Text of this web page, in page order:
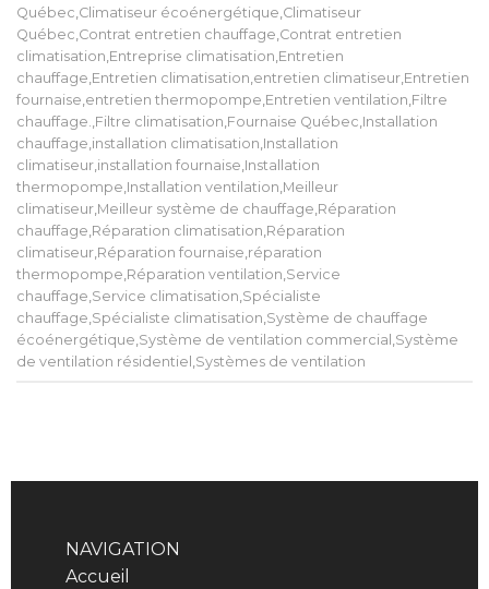
Québec Climatiseur écoénergétique Climatiseur
Québec Contrat entretien chauffage Contrat entretien
climatisation Entreprise climatisation Entretien
chauffage Entretien climatisation entretien climatiseur Entretien
fournaise entretien thermopompe Entretien ventilation Filtre
chauffage. Filtre climatisation Fournaise Québec Installation
chauffage installation climatisation Installation
climatiseur installation fournaise Installation
thermopompe Installation ventilation Meilleur
climatiseur Meilleur système de chauffage Réparation
chauffage Réparation climatisation Réparation
climatiseur Réparation fournaise réparation
thermopompe Réparation ventilation Service
chauffage Service climatisation Spécialiste
chauffage Spécialiste climatisation Système de chauffage
écoénergétique Système de ventilation commercial Système
de ventilation résidentiel Systèmes de ventilation
NAVIGATION
Accueil